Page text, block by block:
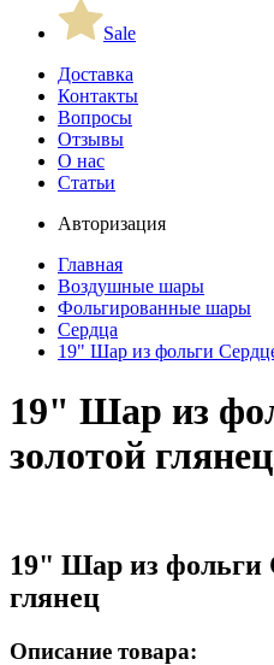
Sale
Доставка
Контакты
Вопросы
Отзывы
О нас
Статьи
Авторизация
Главная
Воздушные шары
Фольгированные шары
Сердца
19" Шар из фольги
19" Шар из
золотой глянец
19" Шар из фольги
глянец
Описание товара: